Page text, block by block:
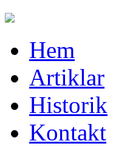
Hem
Artiklar
Historik
Kontakt